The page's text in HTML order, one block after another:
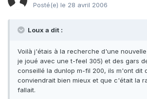
Posté(e) le 28 avril 2006
Loux a dit :
Voilà j'étais à la recherche d'une
je joué avec une t-feel 305) et des gars
conseillé la dunlop m-fil 200, ils m'ont dit
conviendrait bien mieux et que c'était la
fallait.